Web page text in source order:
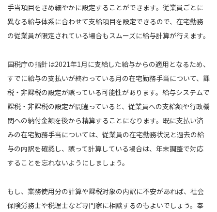
手当項目をきめ細やかに設定することができます。従業員ごとに
異なる給与体系に合わせて支給項目を設定できるので、在宅勤務
の従業員が限定されている場合もスムーズに給与計算が行えます。
国税庁の指針は2021年1月に支給した給与からの適用となるため、
すでに給与の支払いが終わっている月の在宅勤務手当について、課
税・非課税の設定が誤っている可能性があります。給与システムで
課税・非課税の設定が間違っていると、従業員への支給額や行政機
関への納付金額を後から精算することになります。既に支払い済
みの在宅勤務手当については、従業員の在宅勤務状況と過去の給
与の内訳を確認し、誤って計算している場合は、年末調整で対応
することを忘れないようにしましょう。
もし、業務使用分の計算や課税対象の内訳に不安があれば、社会
保険労務士や税理士など専門家に相談するのもよいでしょう。奉